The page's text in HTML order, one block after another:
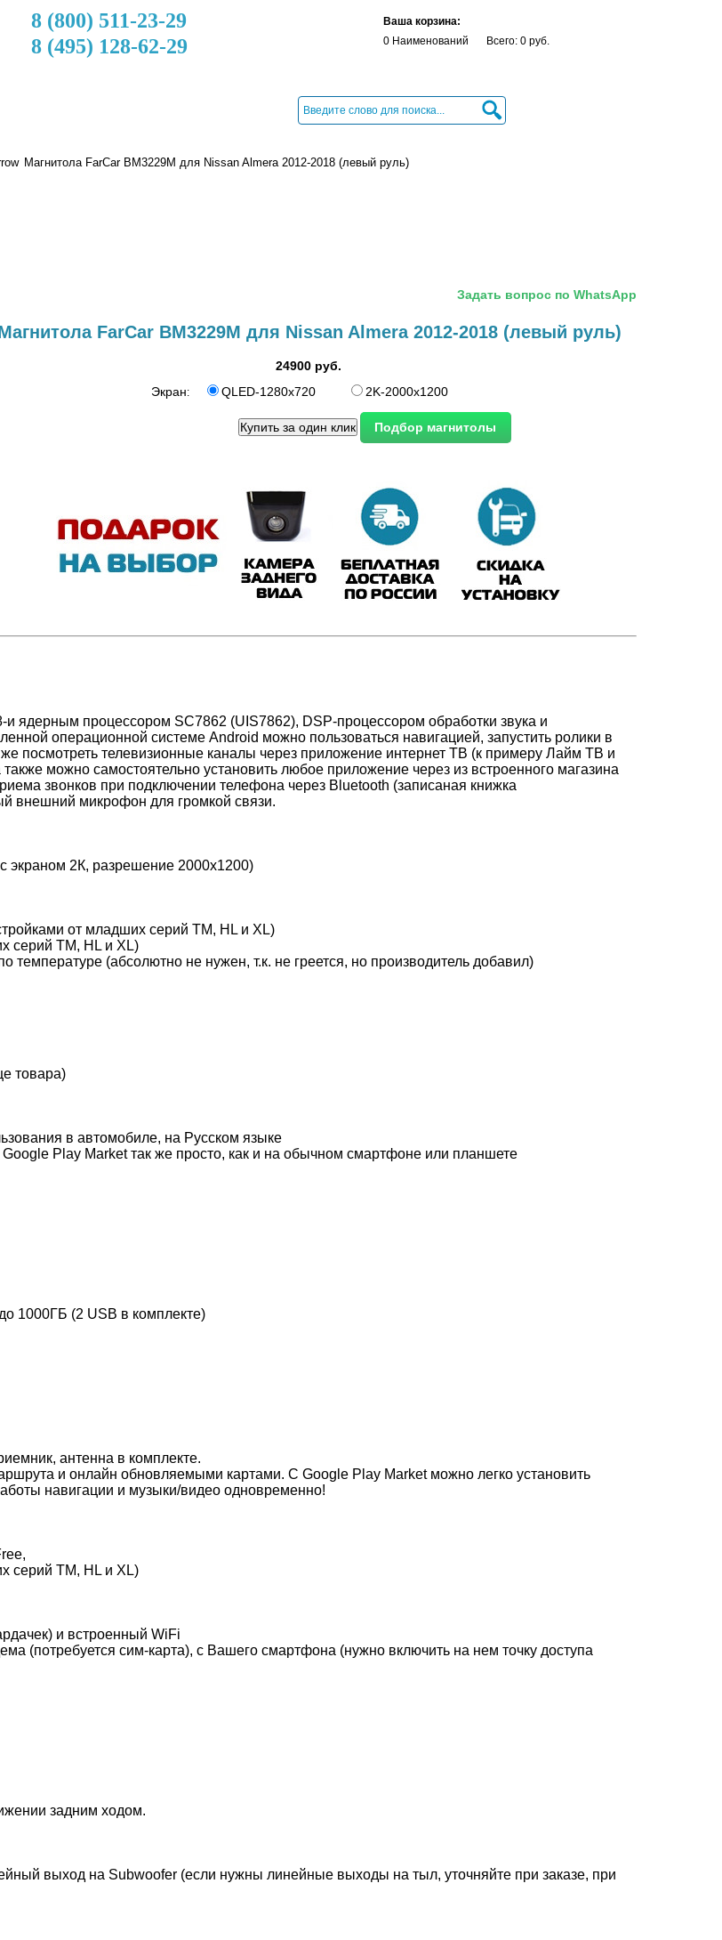
8 (800) 511-23-29
8 (495) 128-62-29
Ваша корзина:
0 Наименований
Всего: 0 руб.
Магнитола FarCar BM3229M для Nissan Almera 2012-2018 (левый руль)
Задать вопрос по WhatsApp
FarCar BM3229M для Nissan Almera 2012-2018 (левый руль)
24900 руб.
Экран: QLED-1280x720 2K-2000x1200
процессором SC7862 (UIS7862), DSP-процессором обработки звука и
операционной системе Android можно пользоваться навигацией, запустить ролики в
посмотреть телевизионные каналы через приложение интернет ТВ (к примеру Лайм ТВ и
можно самостоятельно установить любое приложение через из встроенного магазина
звонков при подключении телефона через Bluetooth (записаная книжка
внешний микрофон для громкой связи.
экраном 2К, разрешение 2000x1200)
от младших серий TM, HL и XL)
серий TM, HL и XL)
(абсолютно не нужен, т.к. не греется, но производитель добавил)
товара)
в автомобиле, на Русском языке
Play Market так же просто, как и на обычном смартфоне или планшете
1000ГБ (2 USB в комплекте)
антенна в комплекте.
и онлайн обновляемыми картами. С Google Play Market можно легко установить
навигации и музыки/видео одновременно!
серий TM, HL и XL)
и встроенный WiFi
(потребуется сим-карта), с Вашего смартфона (нужно включить на нем точку доступа
задним ходом.
выход на Subwoofer (если нужны линейные выходы на тыл, уточняйте при заказе, при